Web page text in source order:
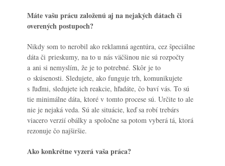
Máte vašu prácu založenú aj na nejakých dátach či
overených postupoch?
Nikdy som to nerobil ako reklamná agentúra, cez špeciálne
dáta či prieskumy, na to u nás väčšinou nie sú rozpočty
a ani si nemyslím, že je to potrebné. Skôr je to
o skúsenosti. Sledujete, ako funguje trh, komunikujete
s ľuďmi, sledujete ich reakcie, hľadáte, čo baví vás. To sú
tie minimálne dáta, ktoré v tomto procese sú. Určite to ale
nie je nejaká veda. Sú ale situácie, keď sa robí trebárs
viacero verzií obálky a spoločne sa potom vyberá tá, ktorá
rezonuje čo najširšie.
Ako konkrétne vyzerá vaša práca?